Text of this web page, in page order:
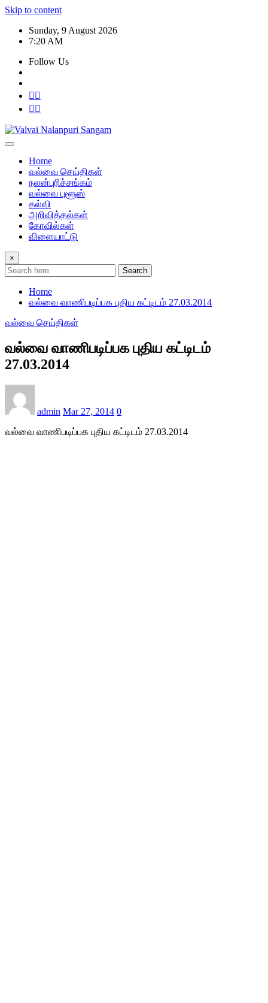
Skip to content
Sunday, 9 August 2026
7:20 AM
Follow Us
Home
வல்வை செய்திகள்
நலன்புரிச்சங்கம்
வல்வை புளூஸ்
கல்வி
அறிவித்தல்கள்
கோவில்கள்
விளையாட்டு
×
Search
Home
வல்வை வாணிபடிப்பக புதிய கட்டிடம் 27.03.2014
வல்வை செய்திகள்
வல்வை வாணிபடிப்பக புதிய கட்டிடம்
27.03.2014
admin Mar 27, 2014 0
வல்வை வாணிபடிப்பக புதிய கட்டிடம் 27.03.2014